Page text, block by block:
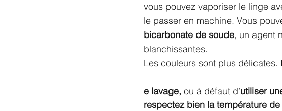
vous pouvez vaporiser le linge
le passer en machine. Vous
bicarbonate de soude, un agent
blanchissantes.
Les couleurs sont plus
e lavage, ou à défaut d’utiliser
respectez bien la température